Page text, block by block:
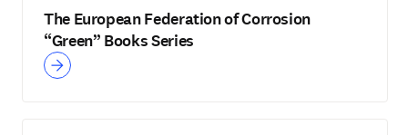
The European Federation of Corrosion
“Green” Books Series